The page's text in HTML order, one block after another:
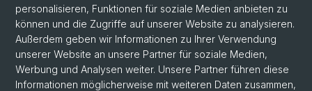
Nordistik
Osteuropa-Studien
Slavic Studies
personalisieren, Funktionen für soziale Medien anbieten zu
können und die Zugriffe auf unserer Website zu analysieren.
Außerdem geben wir Informationen zu Ihrer Verwendung
unserer Website an unsere Partner für soziale Medien,
Werbung und Analysen weiter. Unsere Partner führen diese
Informationen möglicherweise mit weiteren Daten zusammen,